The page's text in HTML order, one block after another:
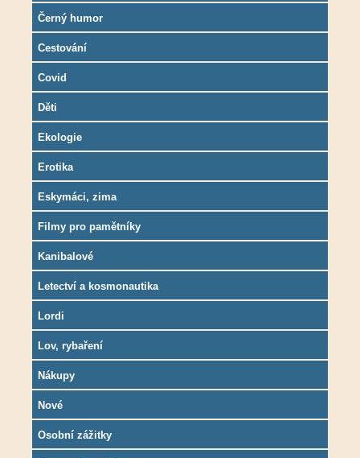
Černý humor
Cestování
Covid
Děti
Ekologie
Erotika
Eskymáci, zima
Filmy pro pamětníky
Kanibalové
Letectví a kosmonautika
Lordi
Lov, rybaření
Nákupy
Nové
Osobní zážitky